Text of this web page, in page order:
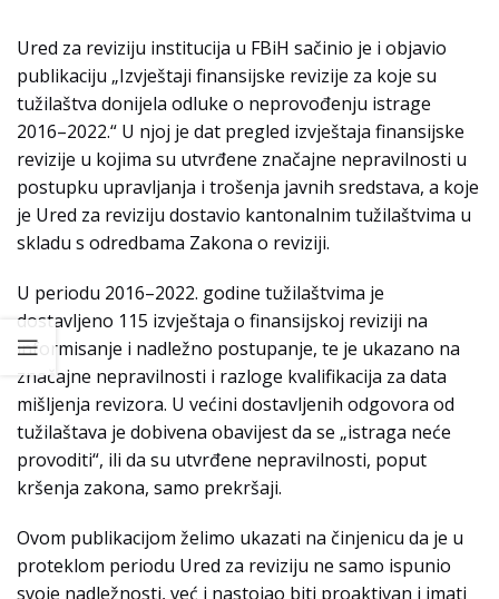
Ured za reviziju institucija u FBiH sačinio je i objavio
publikaciju „Izvještaji finansijske revizije za koje su
tužilaštva donijela odluke o neprovođenju istrage
2016–2022.“ U njoj je dat pregled izvještaja finansijske
revizije u kojima su utvrđene značajne nepravilnosti u
postupku upravljanja i trošenja javnih sredstava, a koje
je Ured za reviziju dostavio kantonalnim tužilaštvima u
skladu s odredbama Zakona o reviziji.
U periodu 2016–2022. godine tužilaštvima je
dostavljeno 115 izvještaja o finansijskoj reviziji na
informisanje i nadležno postupanje, te je ukazano na
značajne nepravilnosti i razloge kvalifikacija za data
mišljenja revizora. U većini dostavljenih odgovora od
tužilaštava je dobivena obavijest da se „istraga neće
provoditi“, ili da su utvrđene nepravilnosti, poput
kršenja zakona, samo prekršaji.
Ovom publikacijom želimo ukazati na činjenicu da je u
proteklom periodu Ured za reviziju ne samo ispunio
svoje nadležnosti, već i nastojao biti proaktivan i imati